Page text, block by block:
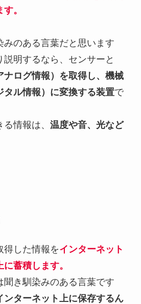
。
みのある言葉だと思います
明するなら、センサーと
ナログ情報）を取得し、機械
タル情報）に変換する装置で
情報は、 温度や音、光など
得した情報をインターネット
蓄積します。
聞き馴染みのある言葉です
ンターネット上に保存するん